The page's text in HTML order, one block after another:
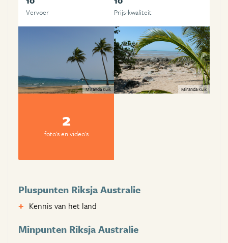
Vervoer Prijs-kwaliteit
Miranda Kuik Miranda Kuik
2
foto's en video's
Pluspunten Riksja Australie
Kennis van het land
Minpunten Riksja Australie